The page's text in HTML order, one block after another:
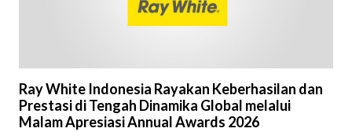
Ray White Indonesia Rayakan Keberhasilan dan
Prestasi di Tengah Dinamika Global melalui
Malam Apresiasi Annual Awards 2026